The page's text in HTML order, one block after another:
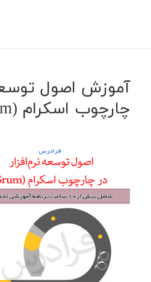
آموزش اصول توسعه
چارچوب اسکرام (Srum)